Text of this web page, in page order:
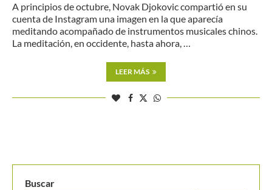
A principios de octubre, Novak Djokovic compartió en su
cuenta de Instagram una imagen en la que aparecía
meditando acompañado de instrumentos musicales chinos.
La meditación, en occidente, hasta ahora, …
LEER MÁS
Buscar